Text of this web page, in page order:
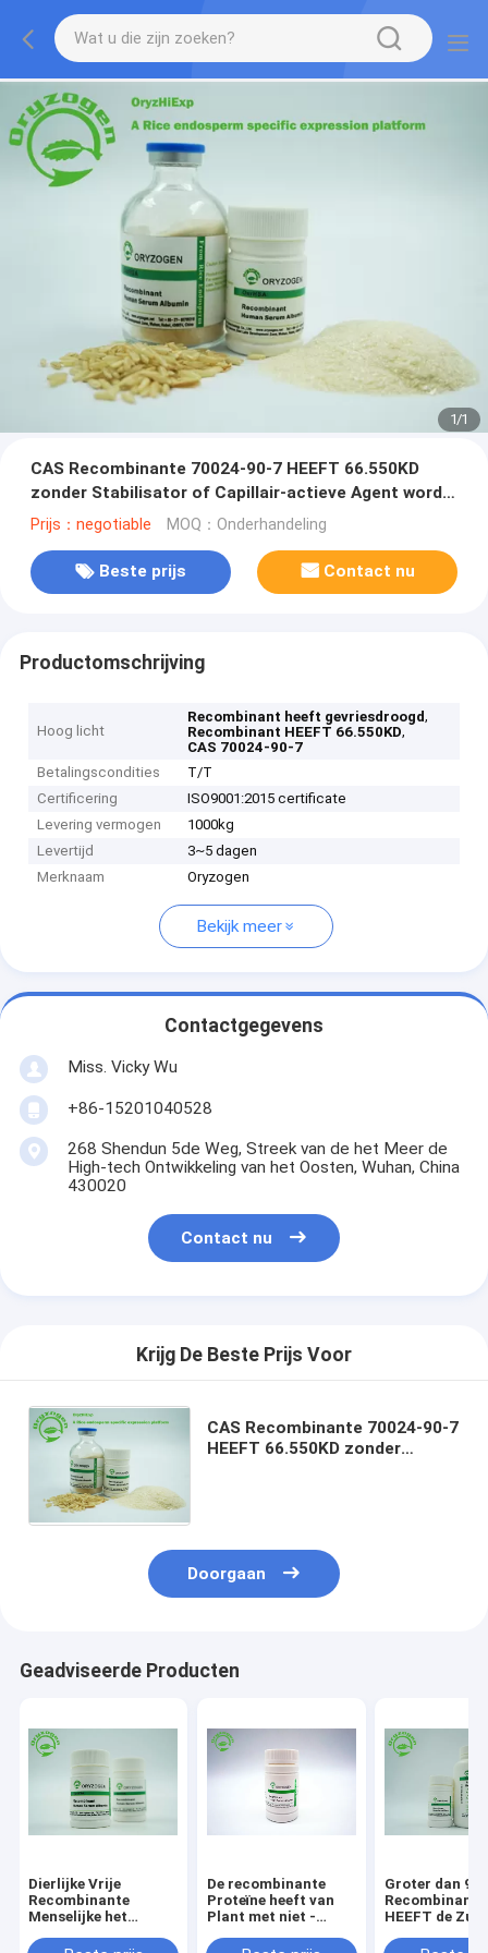
1/1
CAS Recombinante 70024-90-7 HEEFT 66.550KD
zonder Stabilisator of Capillair-actieve Agent wordt
gevriesdroogd die
Prijs：negotiable MOQ：Onderhandeling
Beste prijs Contact nu
Productomschrijving
Hoog licht
Recombinant heeft gevriesdroogd,
Recombinant HEEFT 66.550KD,
CAS 70024-90-7
Betalingscondities
T/T
Certificering
ISO9001:2015 certificate
Levering vermogen
1000kg
Levertijd
3~5 dagen
Merknaam
Oryzogen
Bekijk meer
Contactgegevens
Miss. Vicky Wu
+86-15201040528
268 Shendun 5de Weg, Streek van de het Meer de
High-tech Ontwikkeling van het Oosten, Wuhan, China
430020
Contact nu
Krijg De Beste Prijs Voor
CAS Recombinante 70024-90-7
HEEFT 66.550KD zonder
Doorgaan
Geadviseerde Producten
Dierlijke Vrije
Recombinante
Menselijke het
de vulstofrang rHSA
De recombinante
Proteïne heeft van
Plant met niet -
Ingrediëntenendotoxin
Groter dan
Recombinante
HEEFT de
zonder